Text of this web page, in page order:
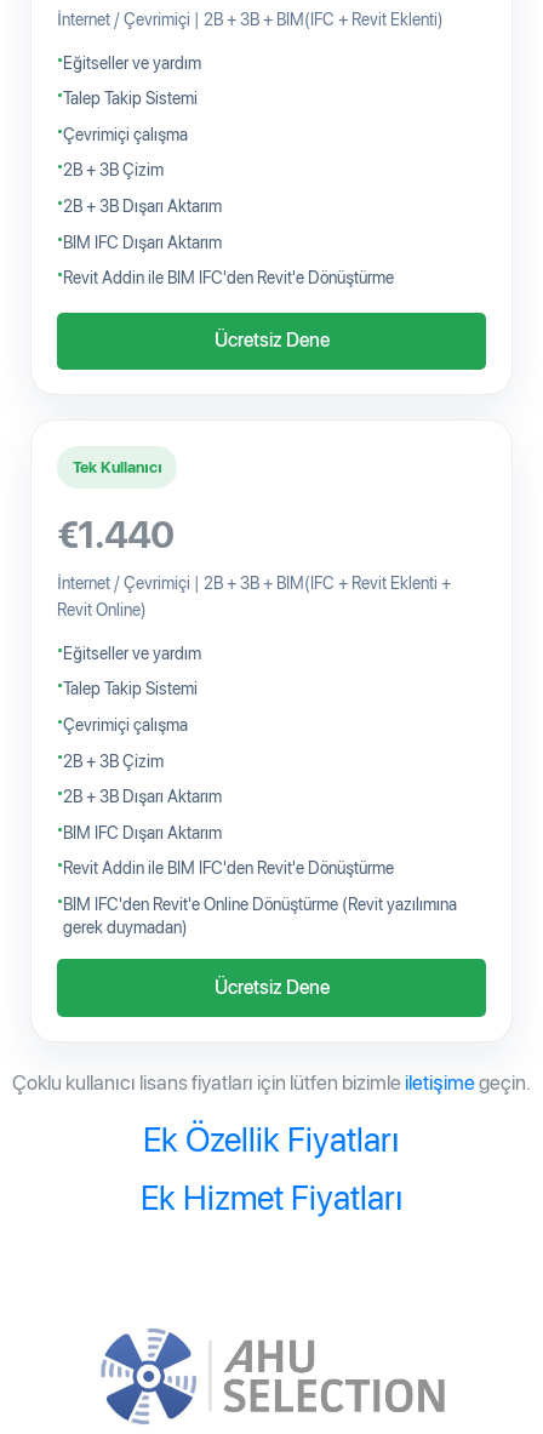
İnternet / Çevrimiçi | 2B + 3B + BIM(IFC + Revit Eklenti)
Eğitseller ve yardım
Talep Takip Sistemi
Çevrimiçi çalışma
2B + 3B Çizim
2B + 3B Dışarı Aktarım
BIM IFC Dışarı Aktarım
Revit Addin ile BIM IFC'den Revit'e Dönüştürme
Ücretsiz Dene
Tek Kullanıcı
€1.440
İnternet / Çevrimiçi | 2B + 3B + BIM(IFC + Revit Eklenti +
Revit Online)
Eğitseller ve yardım
Talep Takip Sistemi
Çevrimiçi çalışma
2B + 3B Çizim
2B + 3B Dışarı Aktarım
BIM IFC Dışarı Aktarım
Revit Addin ile BIM IFC'den Revit'e Dönüştürme
BIM IFC'den Revit'e Online Dönüştürme (Revit yazılımına
gerek duymadan)
Ücretsiz Dene
Çoklu kullanıcı lisans fiyatları için lütfen bizimle iletişimegeçin.
Ek Özellik Fiyatları
Ek Hizmet Fiyatları